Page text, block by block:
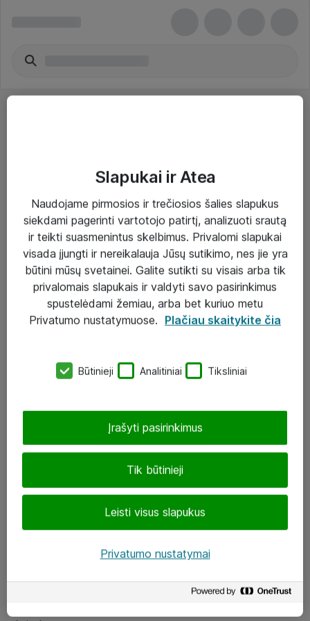
Paslaugos
Sprendimai
Įgyvendinti projektai
Atea ekspertų patarimai verslui
eShop@atea.lt
LinkedIn
Slapukai ir Atea
Naudojame pirmosios ir trečiosios šalies slapukus
siekdami pagerinti vartotojo patirtį, analizuoti srautą
ir teikti suasmenintus skelbimus. Privalomi slapukai
visada įjungti ir nereikalauja Jūsų sutikimo, nes jie yra
būtini mūsų svetainei. Galite sutikti su visais arba tik
privalomais slapukais ir valdyti savo pasirinkimus
spustelėdami žemiau, arba bet kuriuo metu
Privatumo nustatymuose. Plačiau skaitykite čia
Būtinieji Analitiniai Tiksliniai
Tik būtinieji
Leisti visus slapukus
Įrašyti pasirinkimus
Privatumo nustatymai